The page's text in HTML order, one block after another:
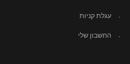
עגלת קניות
החשבון שלי